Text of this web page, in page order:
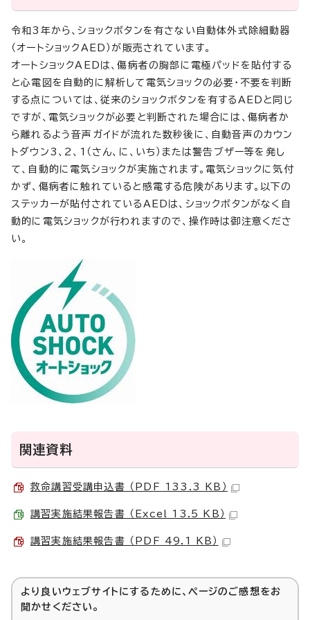
令和3年から、ショックボタンを有さない自動体外式除細動器
（オートショックAED）が販売されています。
オートショックAEDは、傷病者の胸部に電極パッドを貼付する
と心電図を自動的に解析して電気ショックの必要・不要を判断
する点については、従来のショックボタンを有するAEDと同じ
ですが、電気ショックが必要と判断された場合には、傷病者か
ら離れるよう音声ガイドが流れた数秒後に、自動音声のカウン
トダウン3、2、1（さん、に、いち）または警告ブザー等を発し
て、自動的に電気ショックが実施されます。電気ショックに気付
かず、傷病者に触れていると感電する危険があります。以下の
ステッカーが貼付されているAEDは、ショックボタンがなく自
動的に電気ショックが行われますので、操作時は御注意くださ
い。
関連資料
救命講習受講申込書 （PDF 133.3 KB）
講習実施結果報告書 （Excel 13.5 KB）
講習実施結果報告書 （PDF 49.1 KB）
より良いウェブサイトにするために、ページのご感想をお
聞かせください。